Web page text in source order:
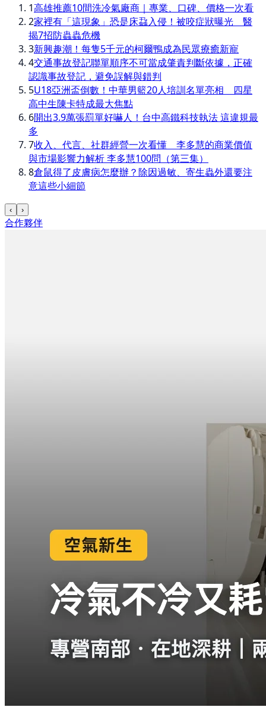
1高雄推薦10間洗冷氣廠商｜專業、口碑、價格一次看
2家裡有「這現象」恐是床蝨入侵！被咬症狀曝光 醫
揭7招防蟲蟲危機
3新興趣潮！每隻5千元的柯爾鴨成為民眾療癒新寵
4交通事故登記聯單順序不可當成肇責判斷依據，正確
認識事故登記，避免誤解與錯判
5U18亞洲盃倒數！中華男籃20人培訓名單亮相 四星
高中生陳卡特成最大焦點
6開出3.9萬張罰單好嚇人！台中高鐵科技執法 這違規最
多
7收入、代言、社群經營一次看懂 李多慧的商業價值
與市場影響力解析 李多慧100問（第三集）
8倉鼠得了皮膚病怎麼辦？除因過敏、寄生蟲外還要注
意這些小細節
‹ ›
合作夥伴